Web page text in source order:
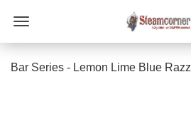
Bar Series - Lemon Lime Blue Razz